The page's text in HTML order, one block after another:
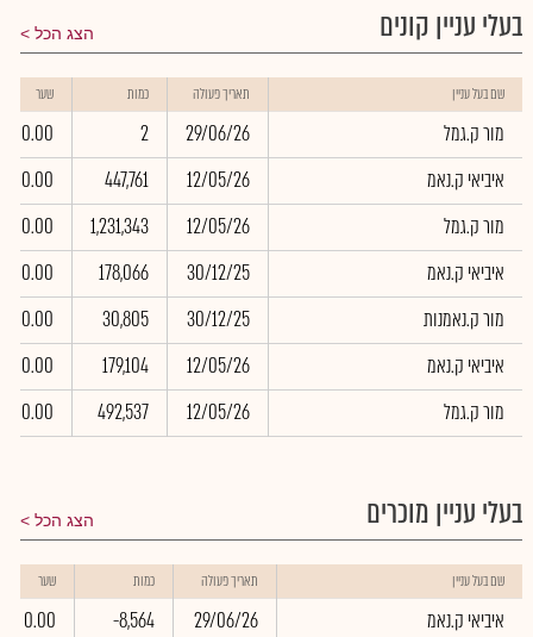
בעלי עניין קונים הצג הכל
שם בעל עניין תאריך פעולה כמות שער
מור ק.גמל 29/06/26
2
0.00
איביאי ק.נאמ
12/05/26
447,761
0.00
מור ק.גמל
12/05/26
1,231,343
0.00
איביאי ק.נאמ
30/12/25
178,066
0.00
מור ק.נאמנות
30/12/25
30,805
0.00
איביאי ק.נאמ
12/05/26
179,104
0.00
מור ק.גמל
12/05/26
492,537
0.00
בעלי עניין מוכרים הצג הכל
שם בעל עניין תאריך פעולה כמות שער
איביאי ק.נאמ 29/06/26
-8,564
0.00